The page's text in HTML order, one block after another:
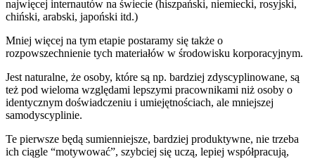
najwięcej internautów na świecie (hiszpański, niemiecki, rosyjski,
chiński, arabski, japoński itd.)
Mniej więcej na tym etapie postaramy się także o
rozpowszechnienie tych materiałów w środowisku korporacyjnym.
Jest naturalne, że osoby, które są np. bardziej zdyscyplinowane, są
też pod wieloma względami lepszymi pracownikami niż osoby o
identycznym doświadczeniu i umiejętnościach, ale mniejszej
samodyscyplinie.
Te pierwsze będą sumienniejsze, bardziej produktywne, nie trzeba
ich ciągle “motywować”, szybciej się uczą, lepiej współpracują,